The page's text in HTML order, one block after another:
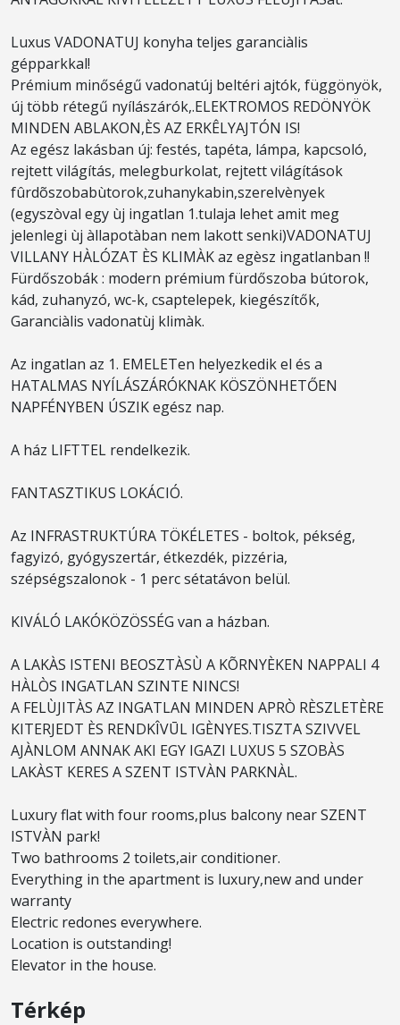
Luxus VADONATUJ konyha teljes garanciàlis
gépparkkal!
Prémium minőségű vadonatúj beltéri ajtók, függönyök,
új több rétegű nyílászárók,.ELEKTROMOS REDÖNYÖK
MINDEN ABLAKON,ÈS AZ ERKÊLYAJTÓN IS!
Az egész lakásban új: festés, tapéta, lámpa, kapcsoló,
rejtett világítás, melegburkolat, rejtett világítások
fûrdõszobabùtorok,zuhanykabin,szerelvènyek
(egyszòval egy ùj ingatlan 1.tulaja lehet amit meg
jelenlegi ùj àllapotàban nem lakott senki)VADONATUJ
VILLANY HÀLÓZAT ÈS KLIMÀK az egèsz ingatlanban !!
Fürdőszobák : modern prémium fürdőszoba bútorok,
kád, zuhanyzó, wc-k, csaptelepek, kiegészítők,
Garanciàlis vadonatùj klimàk.
Az ingatlan az 1. EMELETen helyezkedik el és a
HATALMAS NYÍLÁSZÁRÓKNAK KÖSZÖNHETŐEN
NAPFÉNYBEN ÚSZIK egész nap.
A ház LIFTTEL rendelkezik.
FANTASZTIKUS LOKÁCIÓ.
Az INFRASTRUKTÚRA TÖKÉLETES - boltok, pékség,
fagyizó, gyógyszertár, étkezdék, pizzéria,
szépségszalonok - 1 perc sétatávon belül.
KIVÁLÓ LAKÓKÖZÖSSÉG van a házban.
A LAKÀS ISTENI BEOSZTÀSÙ A KÕRNYÈKEN NAPPALI 4
HÀLÒS INGATLAN SZINTE NINCS!
A FELÙJITÀS AZ INGATLAN MINDEN APRÒ RÈSZLETÈRE
KITERJEDT ÈS RENDKÎVŪL IGÈNYES.TISZTA SZIVVEL
AJÀNLOM ANNAK AKI EGY IGAZI LUXUS 5 SZOBÀS
LAKÀST KERES A SZENT ISTVÀN PARKNÀL.
Luxury flat with four rooms,plus balcony near SZENT
ISTVÀN park!
Two bathrooms 2 toilets,air conditioner.
Everything in the apartment is luxury,new and under
warranty
Electric redones everywhere.
Location is outstanding!
Elevator in the house.
Térkép